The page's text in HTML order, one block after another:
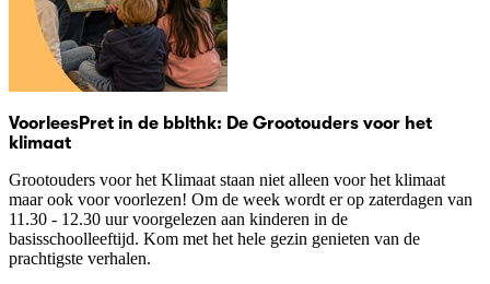
VoorleesPret in de bblthk: De Grootouders voor het
klimaat
Grootouders voor het Klimaat staan niet alleen voor het klimaat
maar ook voor voorlezen! Om de week wordt er op zaterdagen van
11.30 - 12.30 uur voorgelezen aan kinderen in de
basisschoolleeftijd. Kom met het hele gezin genieten van de
prachtigste verhalen.